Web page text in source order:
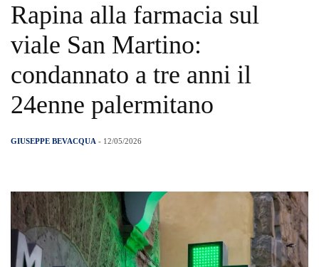
Rapina alla farmacia sul
viale San Martino:
condannato a tre anni il
24enne palermitano
GIUSEPPE BEVACQUA - 12/05/2026